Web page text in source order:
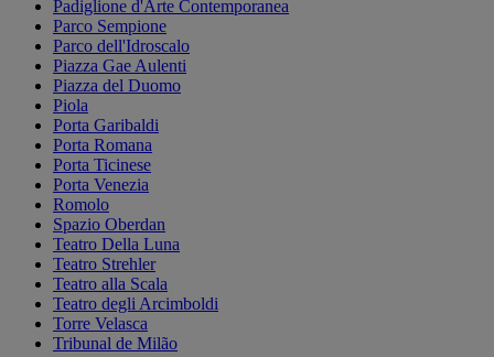
Padiglione d'Arte Contemporanea
Parco Sempione
Parco dell'Idroscalo
Piazza Gae Aulenti
Piazza del Duomo
Piola
Porta Garibaldi
Porta Romana
Porta Ticinese
Porta Venezia
Romolo
Spazio Oberdan
Teatro Della Luna
Teatro Strehler
Teatro alla Scala
Teatro degli Arcimboldi
Torre Velasca
Tribunal de Milão